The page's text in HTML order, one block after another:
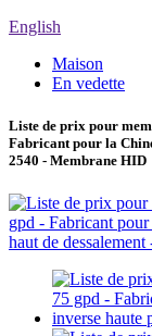
English
Maison
En vedette
Liste de prix pour
Fabricant pour la
2540 - Membrane HID